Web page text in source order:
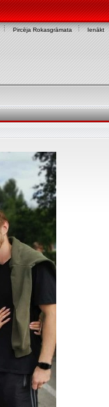
Pircēja Rokasgrāmata Ienākt